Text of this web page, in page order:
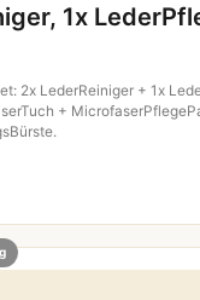
1x
2x LederReiniger + 1x
+